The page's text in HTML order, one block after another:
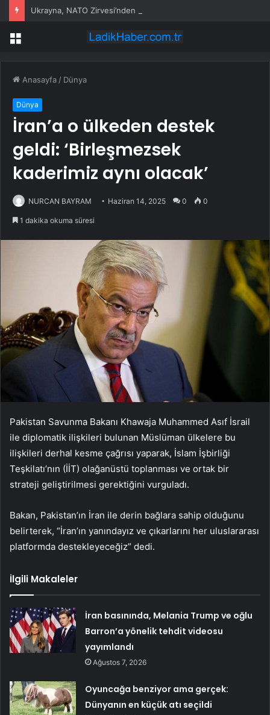
Ukrayna, NATO Zirvesi’nden destek bekliyor
Menü
Anasayfa / Dünya
Dünya
İran’a o ülkeden destek
geldi: ‘Birleşmezsek
kaderimiz aynı olacak’
NURCAN BAYRAM Haziran 14, 2025 0 0
1 dakika okuma süresi
Pakistan Savunma Bakanı Khawaja Muhammed Asıf İsrail
ile diplomatik ilişkileri bulunan Müslüman ülkelere bu
ilişkileri derhal kesme çağrısı yaparak, İslam İşbirliği
Teşkilatı’nın (İİT) olağanüstü toplanması ve ortak bir
strateji geliştirilmesi gerektiğini vurguladı.
Bakan, Pakistan’ın İran ile derin bağlara sahip olduğunu
belirterek, “İran’ın yanındayız ve çıkarlarını her uluslararası
platformda destekleyeceğiz” dedi.
İlgili Makaleler
İran basınında, Melania Trump ve oğlu
Barron’a yönelik tehdit videosu
yayımlandı
Ağustos 7, 2026
Oyuncağa benziyor ama gerçek:
Dünyanın en küçük atı seçildi